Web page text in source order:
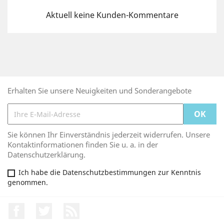
Aktuell keine Kunden-Kommentare
Erhalten Sie unsere Neuigkeiten und Sonderangebote
Sie können Ihr Einverständnis jederzeit widerrufen. Unsere
Kontaktinformationen finden Sie u. a. in der
Datenschutzerklärung.
Ich habe die Datenschutzbestimmungen zur Kenntnis
genommen.